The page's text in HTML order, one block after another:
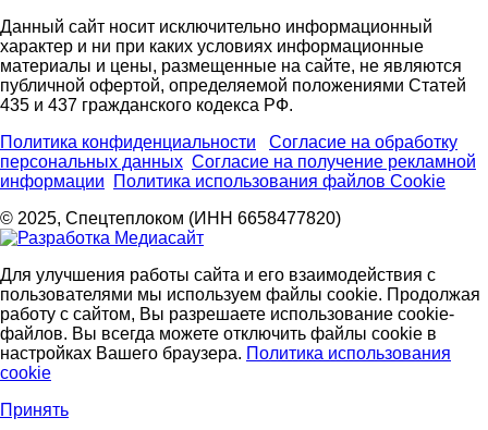
Данный сайт носит исключительно информационный
характер и ни при каких условиях информационные
материалы и цены, размещенные на сайте, не являются
публичной офертой, определяемой положениями Статей
435 и 437 гражданского кодекса РФ.
Политика конфиденциальности
Согласие на обработку
персональных данных Согласие на получение рекламной
информации
Политика использования файлов Cookie
© 2025, Спецтеплоком (ИНН 6658477820)
Для улучшения работы сайта и его взаимодействия с
пользователями мы используем файлы cookie. Продолжая
работу с сайтом, Вы разрешаете использование cookie-
файлов. Вы всегда можете отключить файлы cookie в
настройках Вашего браузера. Политика использования
cookie
Принять